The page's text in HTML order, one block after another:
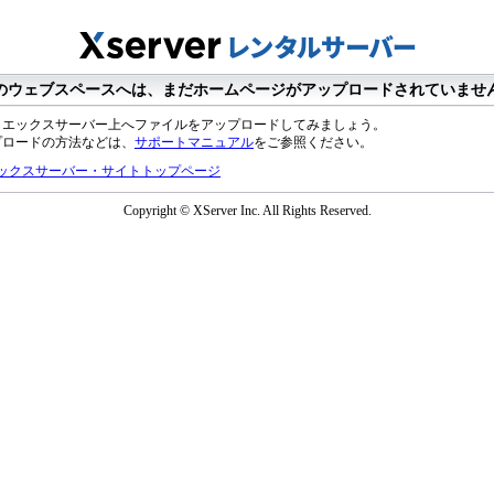
ウェブスペースへは、まだホームページがアップロードされていませ
ックスサーバー上へファイルをアップロードしてみましょう。
ードの方法などは、 サポートマニュアルをご参照ください。
クスサーバー・サイトトップページ
Copyright © XServer Inc. All Rights Reserved.